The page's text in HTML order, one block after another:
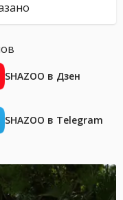
SHAZOO в Дзен
SHAZOO в Telegram